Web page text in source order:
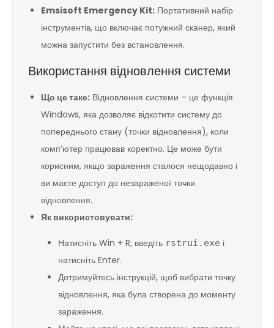
Emsisoft Emergency Kit: Портативний набір
інструментів, що включає потужний сканер, який
можна запустити без встановлення.
Використання відновлення системи
Що це таке: Відновлення системи – це функція
Windows, яка дозволяє відкотити систему до
попереднього стану (точки відновлення), коли
комп’ютер працював коректно. Це може бути
корисним, якщо зараження сталося нещодавно і
ви маєте доступ до незараженої точки
відновлення.
Як використовувати:
Натисніть Win + R, введіть rstrui.exe і
натисніть Enter.
Дотримуйтесь інструкцій, щоб вибрати точку
відновлення, яка була створена до моменту
зараження.